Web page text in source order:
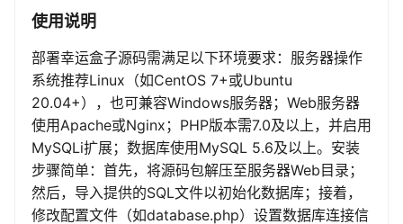
使用说明
部署幸运盒子源码需满足以下环境要求：服务器操作
系统推荐Linux（如CentOS 7+或Ubuntu
20.04+），也可兼容Windows服务器；Web服务器
使用Apache或Nginx；PHP版本需7.0及以上，并启用
MySQLi扩展；数据库使用MySQL 5.6及以上。安装
步骤简单：首先，将源码包解压至服务器Web目录；
然后，导入提供的SQL文件以初始化数据库；接着，
修改配置文件（如database.php）设置数据库连接信